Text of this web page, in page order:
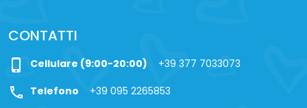
CONTATTI
phone_iphone Cellulare (9:00-20:00) +39 377 7033073
call Telefono +39 095 2265853